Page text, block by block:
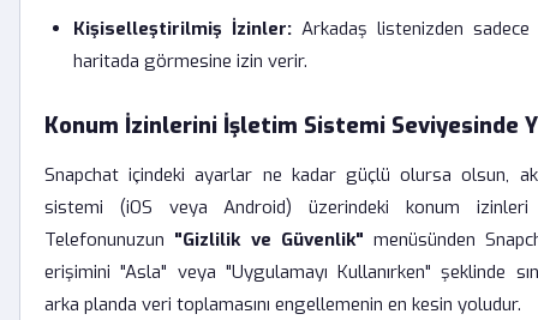
Kişiselleştirilmiş İzinler: Arkadaş listenizden
haritada görmesine izin verir.
Konum İzinlerini İşletim Sistemi Seviyesinde
Snapchat içindeki ayarlar ne kadar güçlü olursa olsun,
sistemi (iOS veya Android) üzerindeki konum
Telefonunuzun "Gizlilik ve Güvenlik" menüsünden
erişimini "Asla" veya "Uygulamayı Kullanırken" şeklinde
arka planda veri toplamasını engellemenin en kesin yoludur.